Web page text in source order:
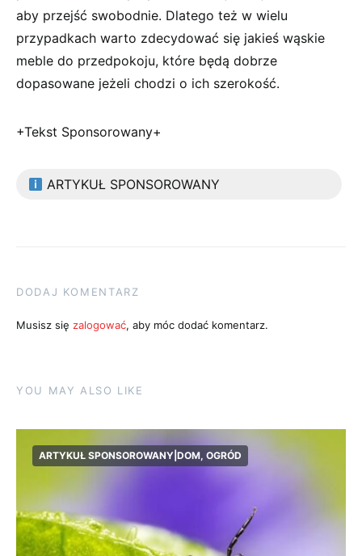
aby przejść swobodnie. Dlatego też w wielu
przypadkach warto zdecydować się jakieś wąskie
meble do przedpokoju, które będą dobrze
dopasowane jeżeli chodzi o ich szerokość.
+Tekst Sponsorowany+
ARTYKUŁ SPONSOROWANY
DODAJ KOMENTARZ
Musisz się zalogować, aby móc dodać komentarz.
YOU MAY ALSO LIKE
ARTYKUŁ SPONSOROWANY|DOM, OGRÓD